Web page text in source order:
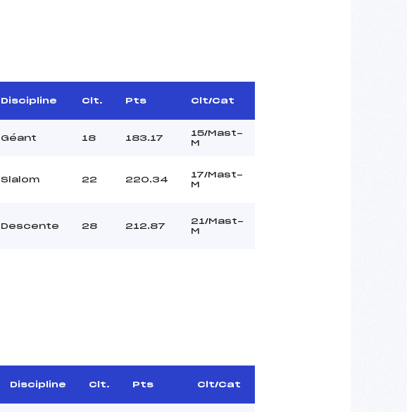
Discipline Clt. Pts Clt/Cat
Géant 18 183.17
15/Mast-
M
Slalom 22 220.34
17/Mast-
M
Descente 28 212.87
21/Mast-
M
Discipline Clt. Pts Clt/Cat